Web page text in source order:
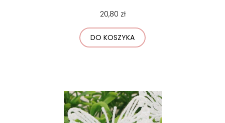
20,80 zł
DO KOSZYKA